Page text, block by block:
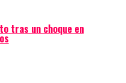
tras un choque en